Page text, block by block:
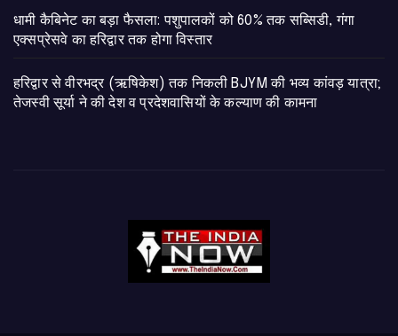
​धामी कैबिनेट का बड़ा फैसला: पशुपालकों को 60% तक सब्सिडी, गंगा
एक्सप्रेसवे का हरिद्वार तक होगा विस्तार
​हरिद्वार से वीरभद्र (ऋषिकेश) तक निकली BJYM की भव्य कांवड़ यात्रा;
तेजस्वी सूर्या ने की देश व प्रदेशवासियों के कल्याण की कामना